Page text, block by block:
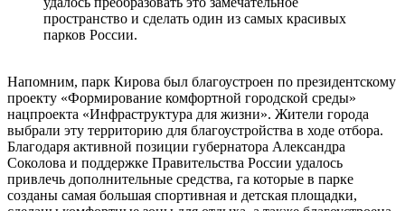
пространство и сделать один из самых красивых
парков России.
Напомним, парк Кирова был благоустроен по президентскому
проекту «Формирование комфортной городской среды»
нацпроекта «Инфраструктура для жизни». Жители города
выбрали эту территорию для благоустройства в ходе отбора.
Благодаря активной позиции губернатора Александра
Соколова и поддержке Правительства России удалось
привлечь дополнительные средства, га которые в парке
созданы самая большая спортивная и детская площадки,